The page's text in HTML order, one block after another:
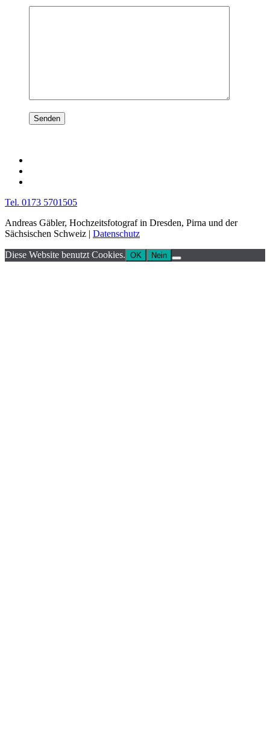
Tel. 0173 5701505
Andreas Gäbler, Hochzeitsfotograf in Dresden, Pirna und der
Sächsischen Schweiz | Datenschutz
Diese Website benutzt Cookies. OK Nein